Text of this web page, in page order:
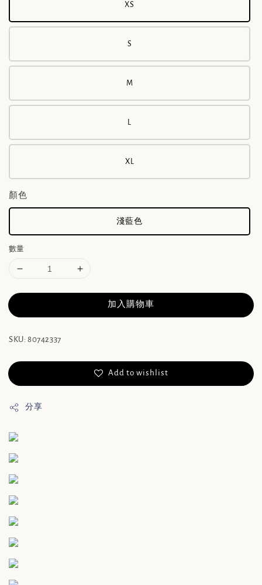
XS
S
M
L
XL
顏色
淺藍色
數量
加入購物車
SKU: 80742337
Add to wishlist
分享